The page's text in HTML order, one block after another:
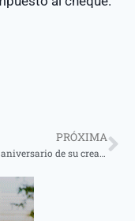
PRÓXIMA
En el 65º aniversario de su creación, Marabú “pone toda la carne en el asador” y busca retener el título de campeona